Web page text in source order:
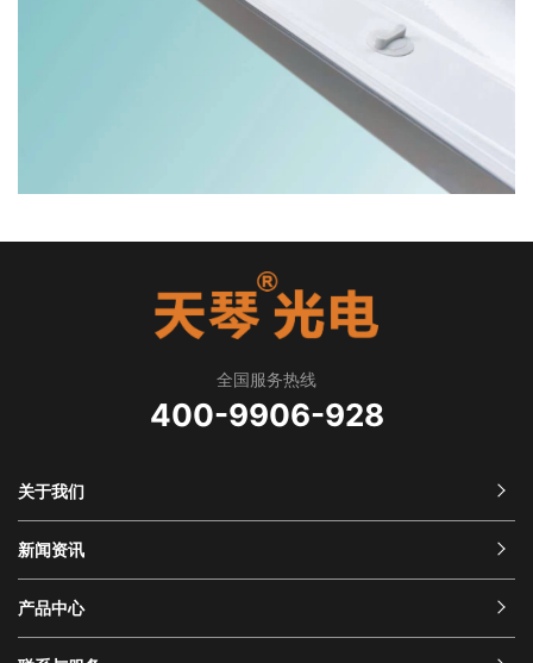
全国服务热线
400-9906-928
关于我们
新闻资讯
产品中心